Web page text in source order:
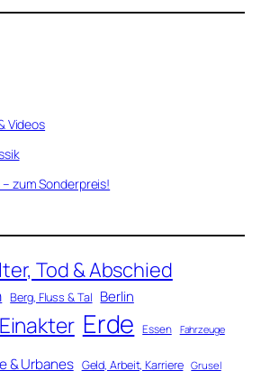
Videos
zum Sonderpreis!
Tod & Abschied
Berg, Fluss & Tal Berlin
Einakter Erde Essen Fahrzeuge
& Urbanes Geld, Arbeit, Karriere Grusel